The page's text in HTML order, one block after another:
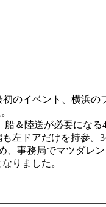
のイベント、横浜の
＆陸送が必要になる
左ドアだけを持参。
事務局でマツダレ
りました。